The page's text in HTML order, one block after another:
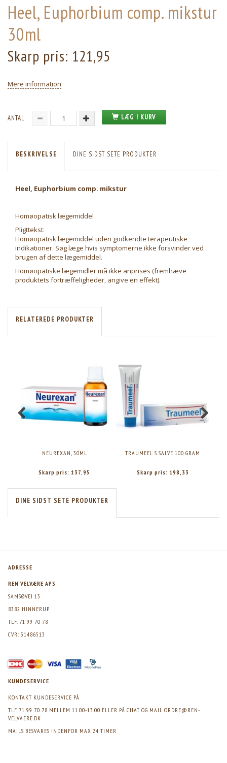
Heel, Euphorbium comp. mikstur
30ml
Skarp pris: 121,95
Mere information
ANTAL LÆG I KURV
BESKRIVELSE DINE SIDST SETE PRODUKTER
Heel, Euphorbium comp. mikstur
Homøopatisk lægemiddel
Pligttekst:
Homøopatisk lægemiddel uden godkendte terapeutiske
indikationer. Søg læge hvis symptomerne ikke forsvinder ved
brugen af dette lægemiddel.
Homøopatiske lægemidler må ikke anprises (fremhæve
produktets fortræffeligheder, angive en effekt).
RELATEREDE PRODUKTER
NEUREXAN, 30ML
Skarp pris: 137,95
TRAUMEEL S SALVE 100 GRAM
Skarp pris: 198,33
DINE SIDST SETE PRODUKTER
ADRESSE
REN VELVÆRE APS
SAMSØVEJ 13
8382 HINNERUP
TLF. 71 99 70 78
CVR: 31486513
KUNDESERVICE
KONTAKT KUNDESERVICE PÅ
TLF 71 99 70 78 MELLEM 11.00-13.00 ELLER PÅ CHAT OG MAIL ORDRE@REN-
VELVAERE.DK
MAILS BESVARES INDENFOR MAX 24 TIMER